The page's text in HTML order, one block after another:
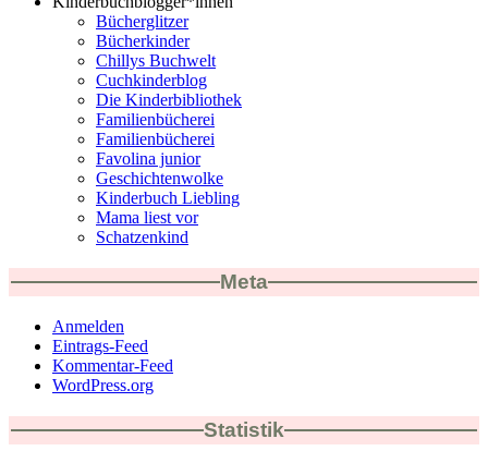
Bücherglitzer
Bücherkinder
Chillys Buchwelt
Cuchkinderblog
Die Kinderbibliothek
Familienbücherei
Familienbücherei
Favolina junior
Geschichtenwolke
Kinderbuch Liebling
Mama liest vor
Schatzenkind
Meta
Anmelden
Eintrags-Feed
Kommentar-Feed
WordPress.org
Statistik